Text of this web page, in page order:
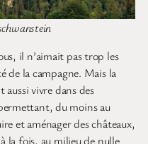
il n’aimait pas trop les
de la campagne. Mais la
aussi vivre dans des
du moins au
et aménager des châteaux,
la fois, au milieu de nulle